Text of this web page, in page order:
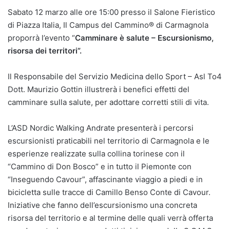
Sabato 12 marzo alle ore 15:00 presso il Salone Fieristico
di Piazza Italia, Il Campus del Cammino® di Carmagnola
proporrà l’evento “Camminare è salute – Escursionismo,
risorsa dei territori”.
Il Responsabile del Servizio Medicina dello Sport – Asl To4
Dott. Maurizio Gottin illustrerà i benefici effetti del
camminare sulla salute, per adottare corretti stili di vita.
L’ASD Nordic Walking Andrate presenterà i percorsi
escursionisti praticabili nel territorio di Carmagnola e le
esperienze realizzate sulla collina torinese con il
“Cammino di Don Bosco” e in tutto il Piemonte con
“Inseguendo Cavour”, affascinante viaggio a piedi e in
bicicletta sulle tracce di Camillo Benso Conte di Cavour.
Iniziative che fanno dell’escursionismo una concreta
risorsa del territorio e al termine delle quali verrà offerta